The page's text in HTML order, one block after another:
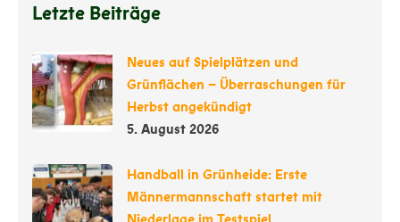
Letzte Beiträge
Neues auf Spielplätzen und
Grünflächen – Überraschungen für
Herbst angekündigt
5. August 2026
Handball in Grünheide: Erste
Männermannschaft startet mit